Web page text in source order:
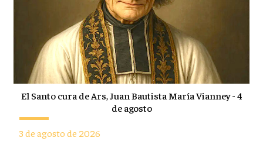
El Santo cura de Ars, Juan Bautista María Vianney - 4
de agosto
3 de agosto de 2026